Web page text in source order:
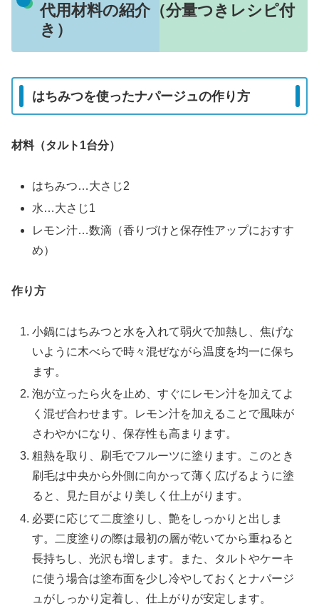
代用材料の紹介（分量つきレシピ付
き）
はちみつを使ったナパージュの作り方
材料（タルト1台分）
はちみつ…大さじ2
水…大さじ1
レモン汁…数滴（香りづけと保存性アップにおすす
め）
作り方
小鍋にはちみつと水を入れて弱火で加熱し、焦げな
いように木べらで時々混ぜながら温度を均一に保ち
ます。
泡が立ったら火を止め、すぐにレモン汁を加えてよ
く混ぜ合わせます。レモン汁を加えることで風味が
さわやかになり、保存性も高まります。
粗熱を取り、刷毛でフルーツに塗ります。このとき
刷毛は中央から外側に向かって薄く広げるように塗
ると、見た目がより美しく仕上がります。
必要に応じて二度塗りし、艶をしっかりと出しま
す。二度塗りの際は最初の層が乾いてから重ねると
長持ちし、光沢も増します。また、タルトやケーキ
に使う場合は塗布面を少し冷やしておくとナパージ
ュがしっかり定着し、仕上がりが安定します。